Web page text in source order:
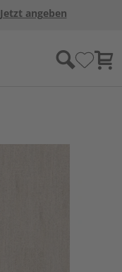
Jetzt angeben